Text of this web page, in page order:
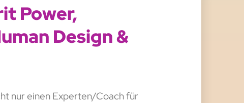
Power,
Design &
nur einen Experten/Coach für